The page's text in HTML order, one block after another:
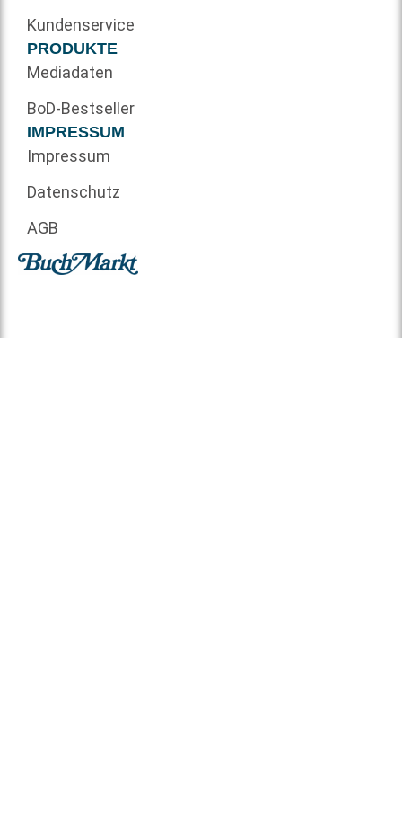
Kundenservice
PRODUKTE
Mediadaten
BoD-Bestseller
IMPRESSUM
Impressum
Datenschutz
AGB